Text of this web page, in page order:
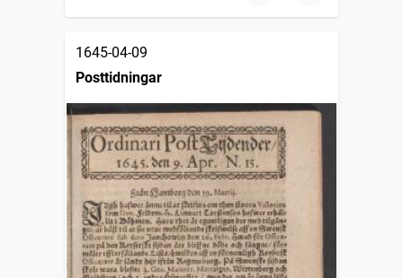
1645-04-09
Posttidningar